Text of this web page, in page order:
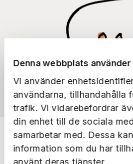
Denna webbplats
Vi använder
användarna, tillhandahålla
trafik. Vi vidarebefordrar
din enhet till de sociala
samarbetar med. Dessa
information som du har
använt deras tjänster.